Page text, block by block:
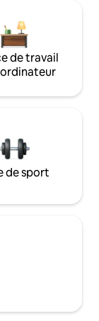
de travail
de sport